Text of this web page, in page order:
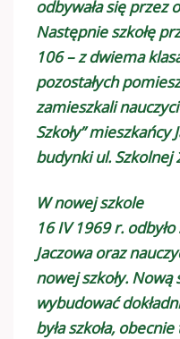
odbywała się przez
Następnie szkołę
106 – z dwiema
pozostałych
zamieszkali
Szkoły”
budynki ul. Szkolnej
W nowej szkole
16 IV 1969 r.
Jaczowa oraz
nowej szkoły. Nową
wybudować
była szkoła,